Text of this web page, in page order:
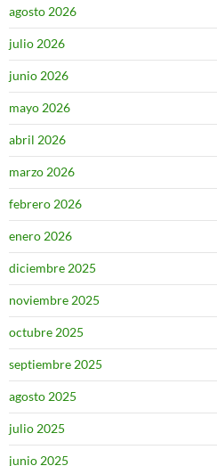
agosto 2026
julio 2026
junio 2026
mayo 2026
abril 2026
marzo 2026
febrero 2026
enero 2026
diciembre 2025
noviembre 2025
octubre 2025
septiembre 2025
agosto 2025
julio 2025
junio 2025